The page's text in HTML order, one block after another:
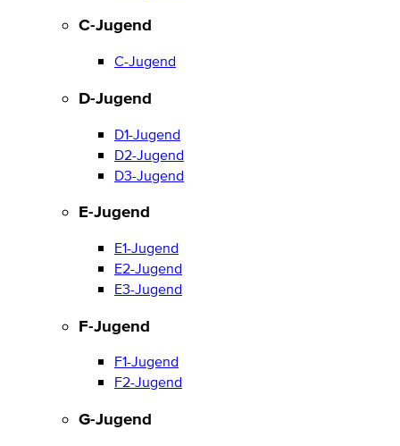
C-Jugend
C-Jugend
D-Jugend
D1-Jugend
D2-Jugend
D3-Jugend
E-Jugend
E1-Jugend
E2-Jugend
E3-Jugend
F-Jugend
F1-Jugend
F2-Jugend
G-Jugend